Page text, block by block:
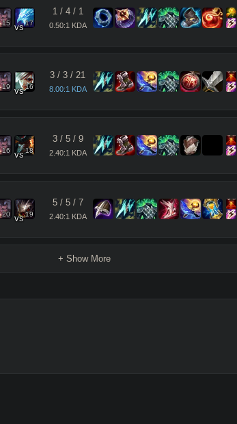
15 vs17
1/ 4/ 1
0.50:1 KDA
19 vs16
3 / 3 / 21
8.00:1 KDA
16 vs18
3/ 5/ 9
2.40:1 KDA
20 vs19
5/ 5/ 7
2.40:1 KDA
+ Show More